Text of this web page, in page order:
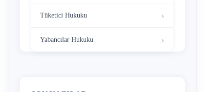
Tüketici Hukuku
Yabancılar Hukuku